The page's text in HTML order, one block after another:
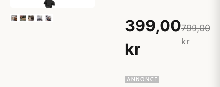
399,00
kr
799,00
kr